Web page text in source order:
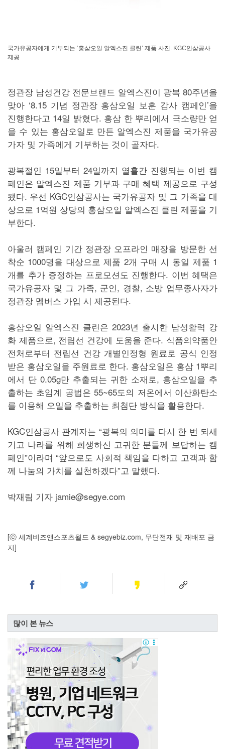
국가유공자에게 기부되는 ‘홍삼오일 알엑스진 클린’ 제품 사진. KGC인삼공사
제공
정관장 남성건강 전문브랜드 알엑스진이 광복 80주년을
맞아 ‘8.15 기념 정관장 홍삼오일 보훈 감사 캠페인’을
진행한다고 14일 밝혔다. 홍삼 한 뿌리에서 극소량만 얻
을 수 있는 홍삼오일로 만든 알엑스진 제품을 국가유공
가자 및 가족에게 기부하는 것이 골자다.
광복절인 15일부터 24일까지 열흘간 진행되는 이번 캠
페인은 알엑스진 제품 기부과 구매 혜택 제공으로 구성
됐다. 우선 KGC인삼공사는 국가유공자 및 그 가족을 대
상으로 1억원 상당의 홍삼오일 알엑스진 클린 제품을 기
부한다.
아울러 캠페인 기간 정관장 오프라인 매장을 방문한 선
착순 1000명을 대상으로 제품 2개 구매 시 동일 제품 1
개를 추가 증정하는 프로모션도 진행한다. 이번 혜택은
국가유공자 및 그 가족, 군인, 경찰, 소방 업무종사자가
정관장 멤버스 가입 시 제공된다.
홍삼오일 알엑스진 클린은 2023년 출시한 남성활력 강
화 제품으로, 전립선 건강에 도움을 준다. 식품의약품안
전처로부터 전립선 건강 개별인정형 원료로 공식 인정
받은 홍삼오일을 주원료로 한다. 홍삼오일은 홍삼 1뿌리
에서 단 0.05g만 추출되는 귀한 소재로, 홍삼오일을 추
출하는 초임계 공법은 55~65도의 저온에서 이산화탄소
를 이용해 오일을 추출하는 최첨단 방식을 활용한다.
KGC인삼공사 관계자는 “광복의 의미를 다시 한 번 되새
기고 나라를 위해 희생하신 고귀한 분들께 보답하는 캠
페인”이라며 “앞으로도 사회적 책임을 다하고 고객과 함
께 나눔의 가치를 실천하겠다”고 말했다.
박재림 기자 jamie@segye.com
[ⓒ 세계비즈앤스포츠월드 & segyebiz.com, 무단전재 및 재배포 금
지]
많이 본 뉴스